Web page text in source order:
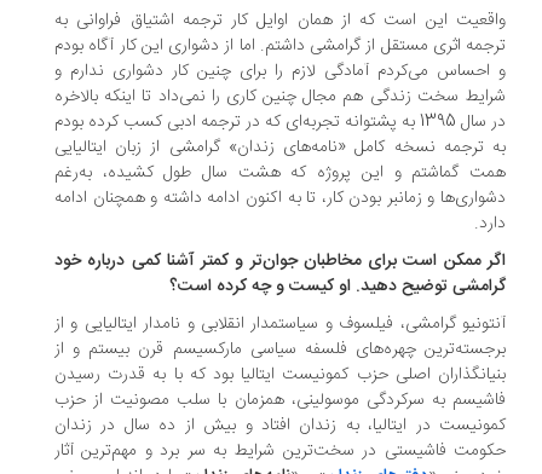
این است که از همان اوایل کار ترجمه اشتیاق فراوانی به
اثری مستقل از گرامشی داشتم. اما از دشواری این کار آگاه بودم
می‌کردم آمادگی لازم را برای چنین کار دشواری ندارم و
سخت زندگی هم مجال چنین کاری را نمی‌داد تا اینکه بالاخره
در سال 1395 به پشتوانه تجربه‌ای که در ترجمه ادبی کسب کرده بودم
ترجمه نسخه کامل «نامه‌های زندان» گرامشی از زبان ایتالیایی
گماشتم و این پروژه که هشت سال طول کشیده، به‌رغم
و زمانبر بودن کار، تا به اکنون ادامه داشته و همچنان ادامه
ممکن است برای مخاطبان جوان‌تر و کمتر آشنا کمی درباره خود
توضیح دهید. او کیست و چه کرده است؟
گرامشی، فیلسوف و سیاستمدار انقلابی و نامدار ایتالیایی و از
چهره‌های فلسفه سیاسی مارکسیسم قرن بیستم و از
اصلی حزب کمونیست ایتالیا بود که با به قدرت رسیدن
به سرکردگی موسولینی، همزمان با سلب مصونیت از حزب
در ایتالیا، به زندان افتاد و بیش از ده سال در زندان
فاشیستی در سخت‌ترین شرایط به سر برد و مهم‌ترین آثار